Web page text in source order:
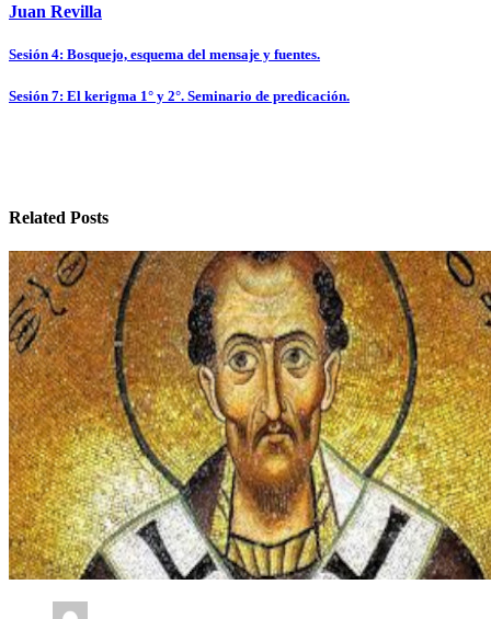
Juan Revilla
Navegación
de
Sesión 4: Bosquejo, esquema del mensaje y fuentes.
Sesión 7: El kerigma 1° y 2°. Seminario de predicación.
Related Posts